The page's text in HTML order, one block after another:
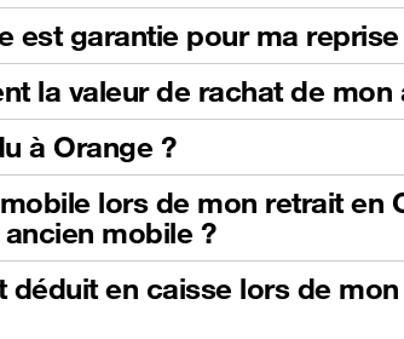
est garantie pour ma
la valeur de rachat de mon
à Orange ?
lors de mon retrait en
mobile ?
en caisse lors de